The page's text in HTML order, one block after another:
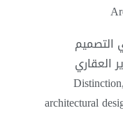
التصميم
العقاري
architectural